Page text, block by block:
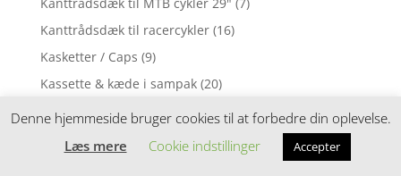
Kanttrådsdæk til racercykler (16)
Kasketter / Caps (9)
Kassette & kæde i sampak (20)
Kassette og kæde i sampak (2)
Kassette og kæde i sampak 10 gear
Denne hjemmeside bruger cookies til at forbedre din oplevelse.
Læs mere
Cookie indstillinger Accepter